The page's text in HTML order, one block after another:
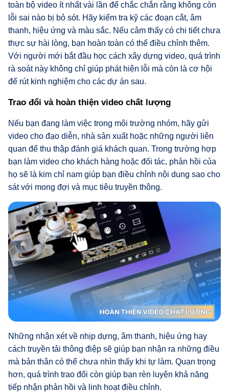
toàn bộ video ít nhất vài lần để chắc chắn rằng không còn
lỗi sai nào bị bỏ sót. Hãy kiểm tra kỹ các đoạn cắt, âm
thanh, hiệu ứng và màu sắc. Nếu cảm thấy có chi tiết chưa
thực sự hài lòng, bạn hoàn toàn có thể điều chỉnh thêm.
Với người mới bắt đầu học cách xây dựng video, quá trình
rà soát này không chỉ giúp phát hiện lỗi mà còn là cơ hội
để rút kinh nghiệm cho các dự án sau.
Trao đổi và hoàn thiện video chất lượng
Nếu bạn đang làm việc trong môi trường nhóm, hãy gửi
video cho đạo diễn, nhà sản xuất hoặc những người liên
quan để thu thập đánh giá khách quan. Trong trường hợp
bạn làm video cho khách hàng hoặc đối tác, phản hồi của
họ sẽ là kim chỉ nam giúp bạn điều chỉnh nội dung sao cho
sát với mong đợi và mục tiêu truyền thông.
Những nhận xét về nhịp dựng, âm thanh, hiệu ứng hay
cách truyền tải thông điệp sẽ giúp bạn nhận ra những điều
mà bản thân có thể chưa nhìn thấy khi tự làm. Quan trọng
hơn, quá trình trao đổi còn giúp bạn rèn luyện khả năng
tiếp nhận phản hồi và linh hoạt điều chỉnh.